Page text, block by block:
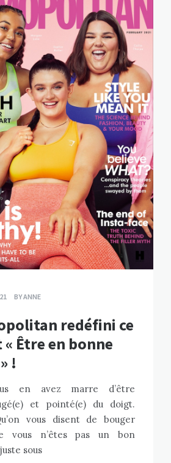
BYANNE
redéfini ce
« Être en bonne
!
en avez marre d’être
et pointé(e) du doigt.
vous disent de bouger
vous n’êtes pas un bon
sous